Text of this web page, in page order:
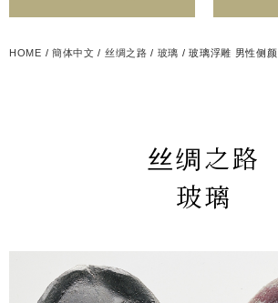
HOME / 簡体中文 / 丝绸之路 / 玻璃 /玻璃浮雕 男性侧颜
丝绸之路
玻璃